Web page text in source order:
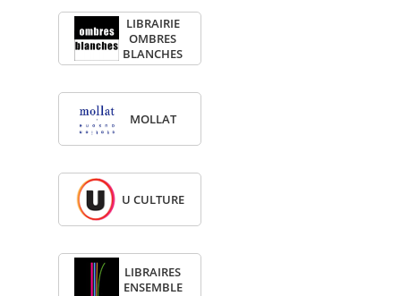
LIBRAI­RIE
OMBRES
BLANCHES
MOL­LAT
U CULTURE
LIBRAIRES
ENSEMBLE